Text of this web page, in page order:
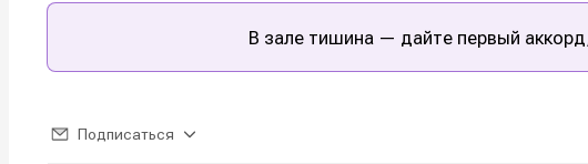
В зале тишина — дайте первый
Подписаться